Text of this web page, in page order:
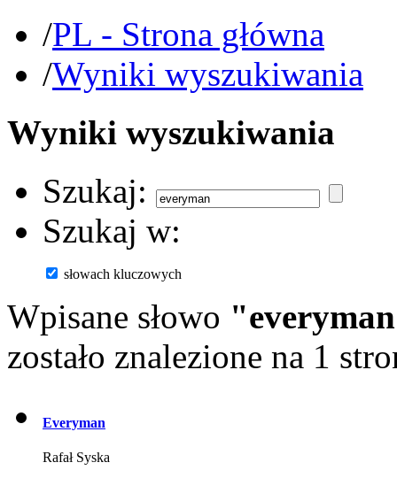
/PL - Strona główna
/Wyniki wyszukiwania
Wyniki wyszukiwania
Szukaj:
Szukaj w:
słowach kluczowych
Wpisane słowo
zostało znalezione na 1
Everyman
Rafał Syska